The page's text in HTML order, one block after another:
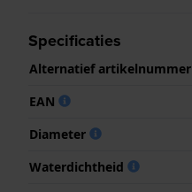
Specificaties
Alternatief artikelnummer
EAN
Diameter
Waterdichtheid